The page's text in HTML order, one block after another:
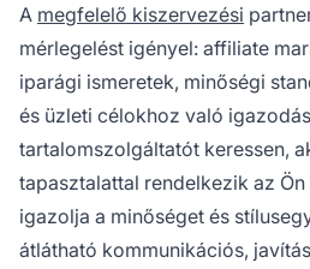
A megfelelő kiszervezési
mérlegelést igényel: affiliate
iparági ismeretek, minőségi
és üzleti célokhoz való
tartalomszolgáltatót keressen,
tapasztalattal rendelkezik az
igazolja a minőséget és
átlátható kommunikációs,